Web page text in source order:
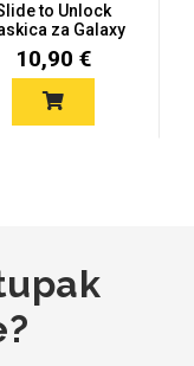
to Unlock
za Galaxy
J7 (2017) -...
10,90 €
motivi